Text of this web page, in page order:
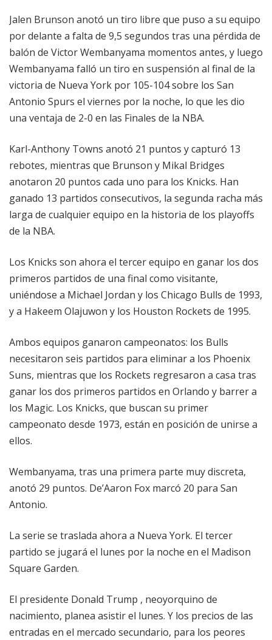
Jalen Brunson anotó un tiro libre que puso a su equipo
por delante a falta de 9,5 segundos tras una pérdida de
balón de Victor Wembanyama momentos antes, y luego
Wembanyama falló un tiro en suspensión al final de la
victoria de Nueva York por 105-104 sobre los San
Antonio Spurs el viernes por la noche, lo que les dio
una ventaja de 2-0 en las Finales de la NBA.
Karl-Anthony Towns anotó 21 puntos y capturó 13
rebotes, mientras que Brunson y Mikal Bridges
anotaron 20 puntos cada uno para los Knicks. Han
ganado 13 partidos consecutivos, la segunda racha más
larga de cualquier equipo en la historia de los playoffs
de la NBA.
Los Knicks son ahora el tercer equipo en ganar los dos
primeros partidos de una final como visitante,
uniéndose a Michael Jordan y los Chicago Bulls de 1993,
y a Hakeem Olajuwon y los Houston Rockets de 1995.
Ambos equipos ganaron campeonatos: los Bulls
necesitaron seis partidos para eliminar a los Phoenix
Suns, mientras que los Rockets regresaron a casa tras
ganar los dos primeros partidos en Orlando y barrer a
los Magic. Los Knicks, que buscan su primer
campeonato desde 1973, están en posición de unirse a
ellos.
Wembanyama, tras una primera parte muy discreta,
anotó 29 puntos. De’Aaron Fox marcó 20 para San
Antonio.
La serie se traslada ahora a Nueva York. El tercer
partido se jugará el lunes por la noche en el Madison
Square Garden.
El presidente Donald Trump , neoyorquino de
nacimiento, planea asistir el lunes. Y los precios de las
entradas en el mercado secundario, para los peores